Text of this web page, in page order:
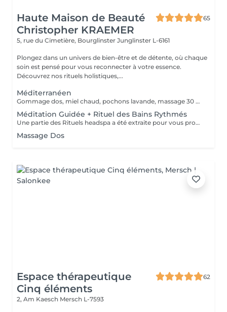
Haute Maison de Beauté
Christopher KRAEMER
65
5, rue du Cimetière, Bourglinster Junglinster L-6161
Plongez dans un univers de bien-être et de détente, où chaque
soin est pensé pour vous reconnecter à votre essence.
Découvrez nos rituels holistiques,...
Méditerranéen
Gommage dos, miel chaud, pochons lavande, massage 30 minutes
Méditation Guidée + Rituel des Bains Rythmés
Une partie des Rituels headspa a été extraite pour vous proposer cette formule courte de 20 min, afin de lâcher tout votre stress et de réguler vos émotions. Le bac à shampooing est rempli d'eau à 39°C, avec une synergie d'huiles essentielles spécifiques, en continu, à l'aide d'un bol pendant ces 20 min, l'eau aromatique est versée sur votre tête, et pendant ce temps, nous faisons un court exercice de sophrologie afin de vous mettre en pleine réceptivité pour continuer avec une méditation guidée. Un moment très relaxant et ressourçant
Massage Dos
Espace thérapeutique
Cinq éléments
62
2, Am Kaesch Mersch L-7593